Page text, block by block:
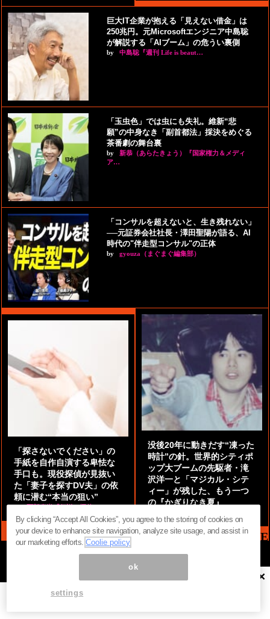
巨大IT企業が抱える「見えない借金」は
250兆円。元Microsoftエンジニア中島聡
が解説する「AIブーム」の危うい裏側
by 中島聡『週刊 Life is beaut…
「玉虫色」では虫にも失礼。維新“悲
願”の中身なき「副首都法」採決をめぐる
茶番劇の舞台裏
by
新恭（あらたきょう）『国家権力＆メディ
ア…
「コンサルを超えないと、生き残れない」
──元証券会社社長・澤田聖陽が語る、AI
時代の"伴走型コンサル"の正体
by gyouza（まぐまぐ編集部）
「探さないでください」の
手紙を自作自演する卑怯な
手口も。現役探偵が見抜い
た「妻子を探すDV夫」の依
頼に潜む“本当の狙い”
by 阿部泰尚『伝説の探偵』
没後20年に動きだす“凍った
時計”の針。世界的シティポ
ップ大ブームの先駆者・滝
沢洋一と「マジカル・シテ
ィー」が残した、もう一つ
の『かぎりなき夏』
MAG2 NEWS HEADLINE
ページ内の商標は全て商標権者に属します。無断転載を禁じます。 ©
まぐまぐ！
×
By clicking “Accept All Cookies”, you agree to the storing of cookies on
your device to enhance site navigation, analyze site usage, and assist in
our marketing efforts.Coolie policy
ok
settings